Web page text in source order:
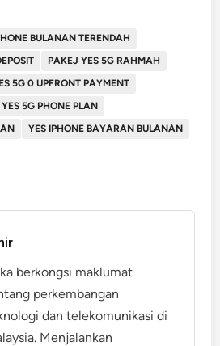
BULANAN TERENDAH
PAKEJ YES 5G RAHMAH
5G 0 UPFRONT PAYMENT
YES 5G PHONE PLAN
YES IPHONE BAYARAN BULANAN
berkongsi maklumat
perkembangan
dan telekomunikasi di
Menjalankan